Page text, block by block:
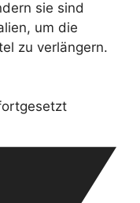
sie sind
um die
zu verlängern.